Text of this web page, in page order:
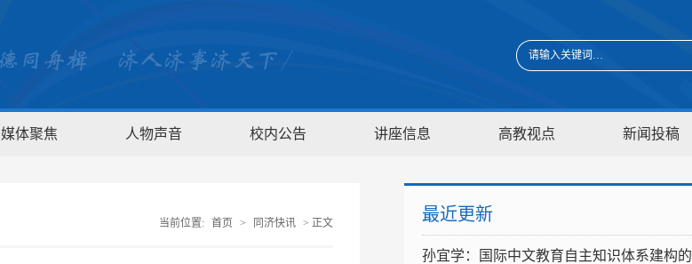
媒体聚焦 人物声音 校内公告 讲座信息 高教视点 新闻投稿
当前位置: 首页 > 同济快讯 > 正文 最近更新
孙宜学：国际中文教育自主知识体系建构